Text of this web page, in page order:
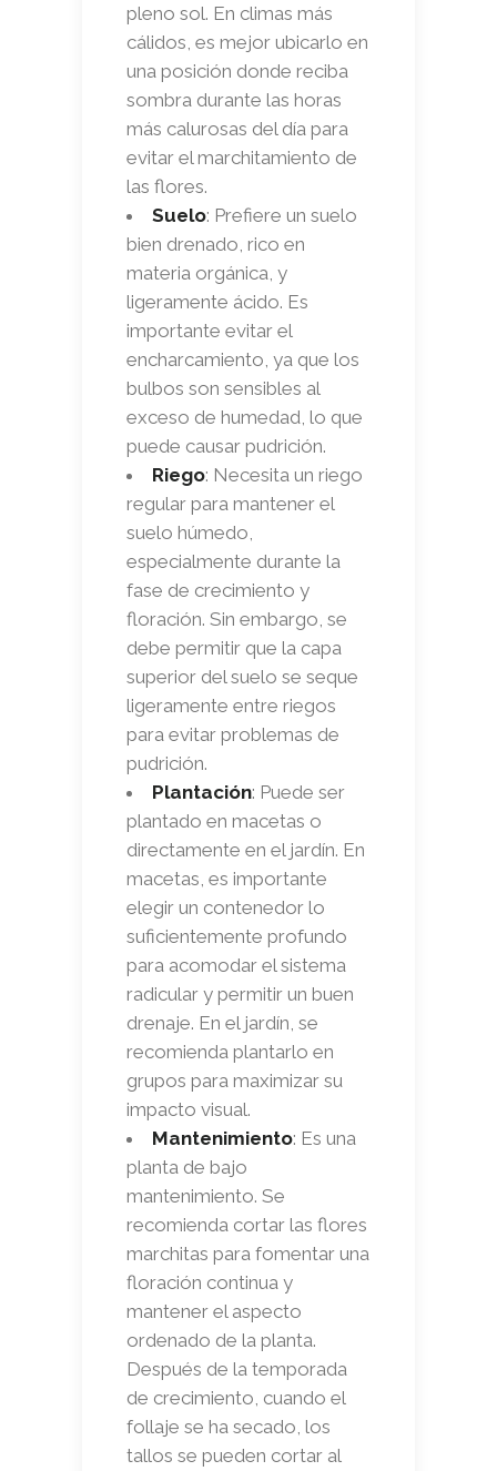
pleno sol. En climas más
cálidos, es mejor ubicarlo en
una posición donde reciba
sombra durante las horas
más calurosas del día para
evitar el marchitamiento de
las flores.
Suelo: Prefiere un suelo
bien drenado, rico en
materia orgánica, y
ligeramente ácido. Es
importante evitar el
encharcamiento, ya que los
bulbos son sensibles al
exceso de humedad, lo que
puede causar pudrición.
Riego: Necesita un riego
regular para mantener el
suelo húmedo,
especialmente durante la
fase de crecimiento y
floración. Sin embargo, se
debe permitir que la capa
superior del suelo se seque
ligeramente entre riegos
para evitar problemas de
pudrición.
Plantación: Puede ser
plantado en macetas o
directamente en el jardín. En
macetas, es importante
elegir un contenedor lo
suficientemente profundo
para acomodar el sistema
radicular y permitir un buen
drenaje. En el jardín, se
recomienda plantarlo en
grupos para maximizar su
impacto visual.
Mantenimiento: Es una
planta de bajo
mantenimiento. Se
recomienda cortar las flores
marchitas para fomentar una
floración continua y
mantener el aspecto
ordenado de la planta.
Después de la temporada
de crecimiento, cuando el
follaje se ha secado, los
tallos se pueden cortar al